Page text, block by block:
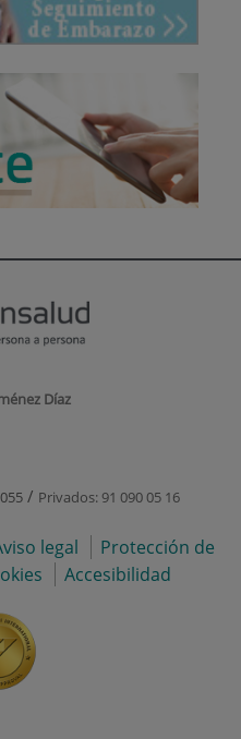
Díaz
/ Privados: 91 090 05 16
legal
Protección de
Accesibilidad